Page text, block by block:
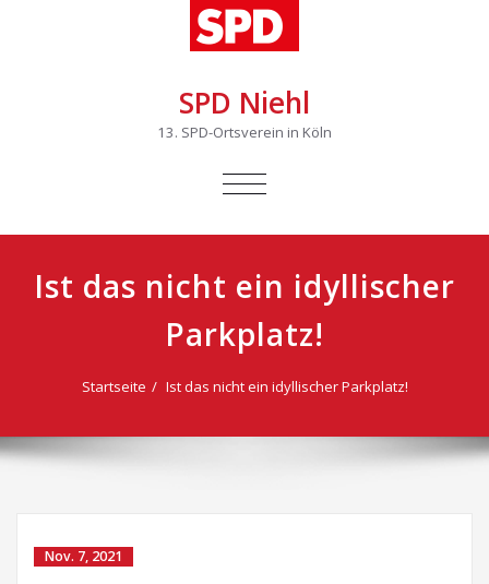
SPD Niehl
13. SPD-Ortsverein in Köln
SCHALTE
Ist das nicht ein idyllischer
Parkplatz!
Startseite Ist das nicht ein idyllischer Parkplatz!
Nov. 7, 2021